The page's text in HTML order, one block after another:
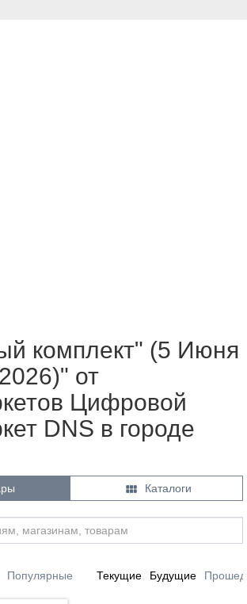
комплект" (5 Июня
от
Цифровой
DNS в городе
 Каталоги
Популярные Текущие Будущие